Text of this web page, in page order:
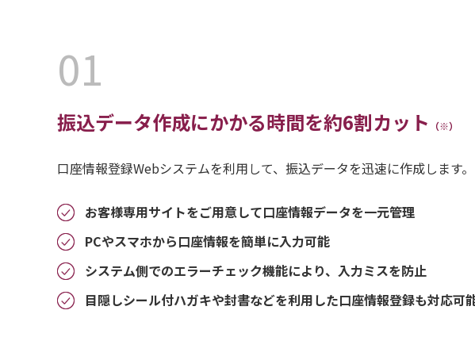
振込データ作成にかかる時間を約6割カット （※）
口座情報登録Webシステムを利用して、振込データを迅速に作成します。
お客様専用サイトをご用意して口座情報データを一元管理
PCやスマホから口座情報を簡単に入力可能
システム側でのエラーチェック機能により、入力ミスを防止
目隠しシール付ハガキや封書などを利用した口座情報登録も対応可